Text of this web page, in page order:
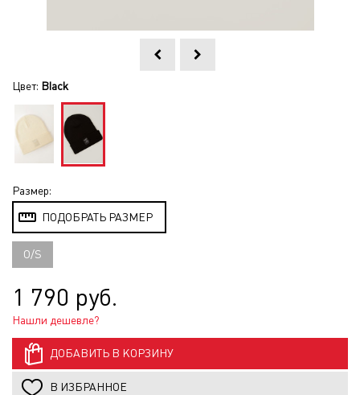
Цвет: Black
Размер:
ПОДОБРАТЬ РАЗМЕР
O/S
1 790 руб.
Нашли дешевле?
ДОБАВИТЬ В КОРЗИНУ
В ИЗБРАННОЕ